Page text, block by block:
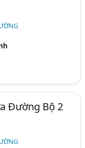
Đường Bộ 2